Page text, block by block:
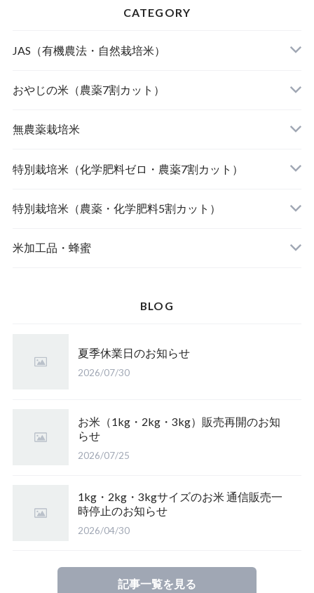
CATEGORY
JAS（有機農法・自然栽培米）
山形東置賜 つや姫（有機栽培米）
山形庄内 ミルキークィーン（有機栽培米）
北海道産 おぼろづき（自然栽培米）
北海道産 ななつぼし（自然栽培米）
島根松江きぬむすめ(有機栽培米)
【完売】山形産 さわのはな（有機栽培米）
おやじの米（農薬7割カット）
おやじの米 山形鶴岡産 雪若丸
【完売】おやじの米 山形鶴岡産ササニシキ
おやじの米 山形鶴岡産つや姫
おやじの米 山形鶴岡産こしひかり
無農薬栽培米
宮崎県産 太陽米ミルキークィーン
【完売】島根奥出雲産 櫛名田姫米こしひかり
【完売】新潟燕産 こしひかり
特別栽培米（化学肥料ゼロ・農薬7割カット）
風さやか（長野）
JAたじま コウノトリ育むお米 こしひかり（兵
皇室献上米 こしひかり（長野）
特栽 笹屋のお米（オリジナル）
山形置賜産 山形95号
山形県置賜 こしひかり
たかはた つや姫（山形）
ひとめぼれ（山形）
特別栽培米（農薬・化学肥料5割カット）
新潟佐渡産 こしひかり
鳥取県産 江府米きぬむすめ
山形県置賜 こしひかり
米加工品・蜂蜜
【完売】岩手のアカシア蜜
【完売】四国山脈の山の蜜
BLOG
夏季休業日のお知らせ
2026/07/30
お米（1kg・2kg・3kg）販売再開のお知
らせ
2026/07/25
1kg・2kg・3kgサイズのお米 通信販売一
時停止のお知らせ
2026/04/30
記事一覧を見る